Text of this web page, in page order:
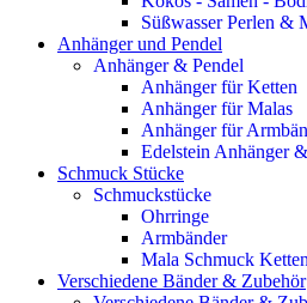
Süßwasser Perlen &
Anhänger und Pendel
Anhänger & Pendel
Anhänger für Ketten
Anhänger für Malas
Anhänger für
Edelstein Anhänger
Schmuck Stücke
Schmuckstücke
Ohrringe
Armbänder
Mala Schmuck Ketten
Verschiedene Bänder & Zubehör